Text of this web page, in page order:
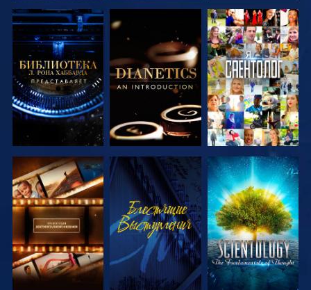
СМОТРЕТЬ
ПЕРЕДАЧИ
СМОТРЕТЬ
ПЕРЕДАЧИ
СМОТРЕТЬ
СМОТРЕТЬ
ПЕРЕДАЧИ
СМОТРЕТЬ
СМОТРЕТЬ
ПЕРЕДАЧИ